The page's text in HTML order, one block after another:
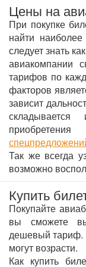
Цены на
При покупке
найти
следует знать
авиакомпании
тарифов по
факторов
зависит
Так же всегда
возможно
Купить
Покупайте
вы сможете
дешевый тариф.
могут возрасти.
Как купить